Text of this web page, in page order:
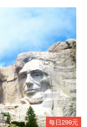
每日299元